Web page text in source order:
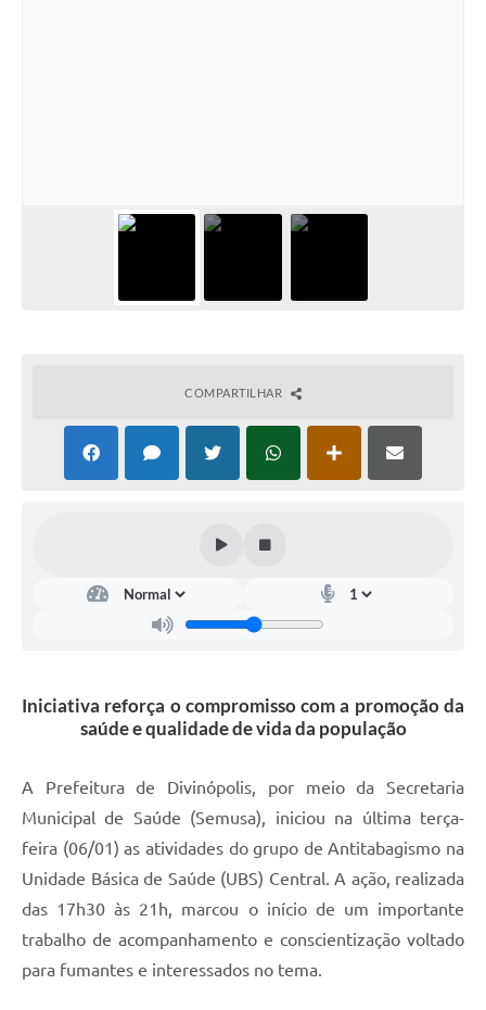
COMPARTILHAR
Iniciativa reforça o compromisso com a promoção da
saúde e qualidade de vida da população
A Prefeitura de Divinópolis, por meio da Secretaria
Municipal de Saúde (Semusa), iniciou na última terça-
feira (06/01) as atividades do grupo de Antitabagismo na
Unidade Básica de Saúde (UBS) Central. A ação, realizada
das 17h30 às 21h, marcou o início de um importante
trabalho de acompanhamento e conscientização voltado
para fumantes e interessados no tema.